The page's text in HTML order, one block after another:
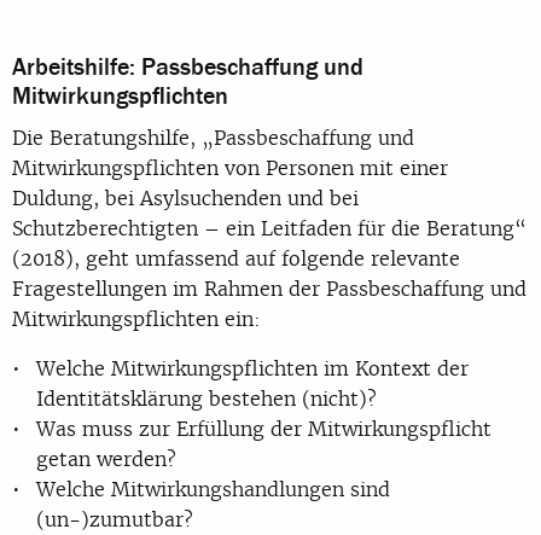
Arbeitshilfe: Passbeschaffung und
Mitwirkungspflichten
Die Beratungshilfe, „Passbeschaffung und
Mitwirkungspflichten von Personen mit einer
Duldung, bei Asylsuchenden und bei
Schutzberechtigten – ein Leitfaden für die Beratung“
(2018), geht umfassend auf folgende relevante
Fragestellungen im Rahmen der Passbeschaffung und
Mitwirkungspflichten ein:
Welche Mitwirkungspflichten im Kontext der
Identitätsklärung bestehen (nicht)?
Was muss zur Erfüllung der Mitwirkungspflicht
getan werden?
Welche Mitwirkungshandlungen sind
(un-)zumutbar?